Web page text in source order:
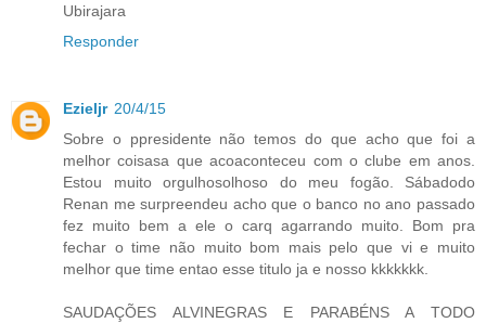
Ubirajara
Responder
Ezieljr 20/4/15
Sobre o ppresidente não temos do que acho que foi a
melhor coisasa que acoaconteceu com o clube em anos.
Estou muito orgulhosolhoso do meu fogão. Sábadodo
Renan me surpreendeu acho que o banco no ano passado
fez muito bem a ele o carq agarrando muito. Bom pra
fechar o time não muito bom mais pelo que vi e muito
melhor que time entao esse titulo ja e nosso kkkkkkk.
SAUDAÇÕES ALVINEGRAS E PARABÉNS A TODO